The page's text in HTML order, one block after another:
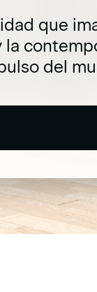
que
la
del